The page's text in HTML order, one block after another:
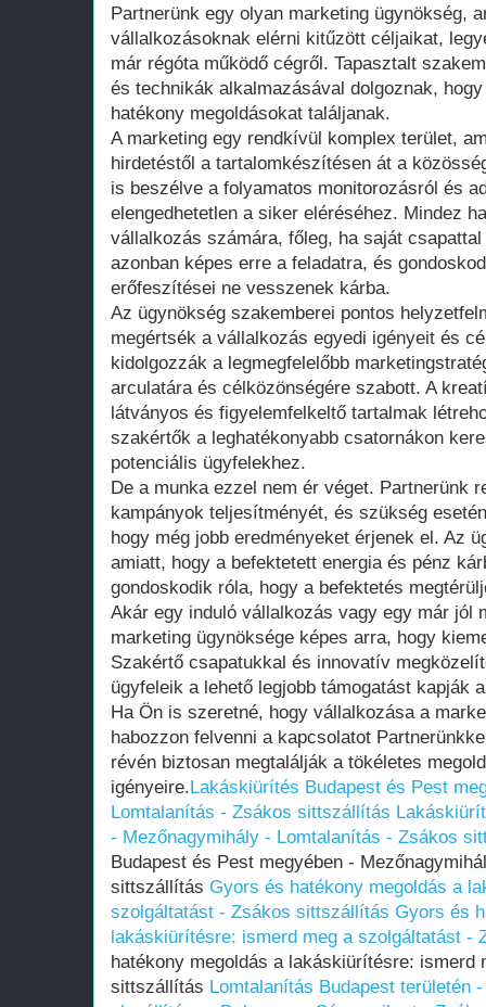
Partnerünk egy olyan marketing ügynökség,
vállalkozásoknak elérni kitűzött céljaikat,
már régóta működő cégről. Tapasztalt
és technikák alkalmazásával dolgoznak,
hatékony megoldásokat találjanak.
A marketing egy rendkívül komplex terület,
hirdetéstől a tartalomkészítésen át a
is beszélve a folyamatos monitorozásról és
elengedhetetlen a siker eléréséhez. Mindez
vállalkozás számára, főleg, ha saját
azonban képes erre a feladatra, és
erőfeszítései ne vesszenek kárba.
Az ügynökség szakemberei pontos
megértsék a vállalkozás egyedi igényeit és
kidolgozzák a legmegfelelőbb
arculatára és célközönségére szabott. A
látványos és figyelemfelkeltő tartalmak
szakértők a leghatékonyabb csatornákon
potenciális ügyfelekhez.
De a munka ezzel nem ér véget. Partnerünk
kampányok teljesítményét, és szükség
hogy még jobb eredményeket érjenek el. Az
amiatt, hogy a befektetett energia és pénz
gondoskodik róla, hogy a befektetés
Akár egy induló vállalkozás vagy egy már jól
marketing ügynöksége képes arra, hogy
Szakértő csapatukkal és innovatív
ügyfeleik a lehető legjobb támogatást kapják
Ha Ön is szeretné, hogy vállalkozása a
habozzon felvenni a kapcsolatot
révén biztosan megtalálják a tökéletes
igényeire.Lakáskiürítés Budapest és Pest
Lomtalanítás - Zsákos sittszállítás
- Mezőnagymihály - Lomtalanítás - Zsákos
Budapest és Pest megyében -
sittszállítás Gyors és hatékony megoldás a
szolgáltatást - Zsákos sittszállítás Gyors és
lakáskiürítésre: ismerd meg a szolgáltatást -
hatékony megoldás a lakáskiürítésre: ismerd
sittszállítás Lomtalanítás Budapest területén